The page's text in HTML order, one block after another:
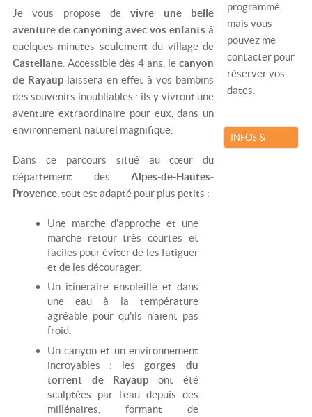
Je vous propose devivre une belle
aventure de canyoning avec vos enfantsà
quelques minutes seulement du village de
Castellane. Accessible dès 4 ans, lecanyon
de Rayauplaissera en effet à vos bambins
des souvenirs inoubliables : ils y vivront une
aventure extraordinaire pour eux, dans un
environnement naturel magnifique.
Dans ce parcours situé au cœur du
département desAlpes-de-Hautes-
Provence, tout est adapté pour plus petits :
Une marche d'approche et une
marche retour très courtes et
faciles pour éviter de les fatiguer
et de les décourager.
Un itinéraire ensoleillé et dans
une eau à la température
agréable pour qu'ils n'aient pas
froid.
Un canyon et un environnement
incroyables : lesgorges du
torrent de Rayaup ont été
sculptées par l'eau depuis des
millénaires, formant de
programmé,
mais vous
pouvez me
contacter pour
réserver vos
dates.
INFOS &